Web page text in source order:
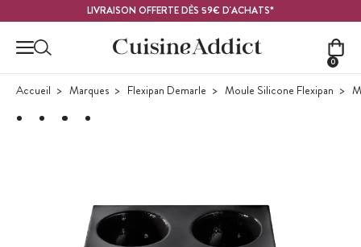
LIVRAISON OFFERTE DÈS 59€ D'ACHATS*
0
Accueil Marques Flexipan Demarle Moule Silicone Flexipan